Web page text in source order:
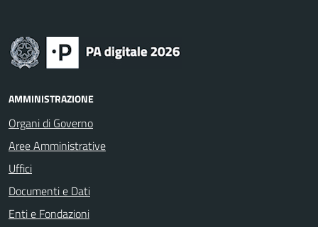
AMMINISTRAZIONE
Organi di Governo
Aree Amministrative
Uffici
Documenti e Dati
Enti e Fondazioni